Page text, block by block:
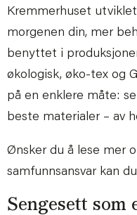
Kremmerhuset
morgenen din, mer
benyttet i
økologisk, øko-tex og
på en enklere måte:
beste materialer – av
Ønsker du å lese mer
samfunnsansvar kan
Sengesett